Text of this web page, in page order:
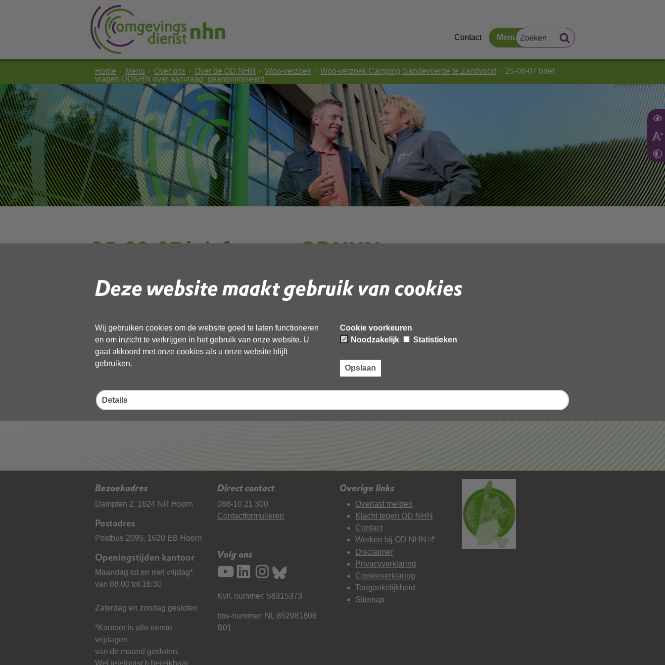
Deze website maakt gebruik van cookies
Wij gebruiken cookies om de website goed te laten functioneren
en om inzicht te verkrijgen in het gebruik van onze website. U
gaat akkoord met onze cookies als u onze website blijft
gebruiken.
Cookie voorkeuren
Noodzakelijk
Statistieken
Opslaan
Details
Contact Menu
Home Menu Over ons Over de OD NHN Woo-verzoek Woo-verzoek Camping Sandevoerde te Zandvoort
25-08-07 brief
vragen ODNHN over aanvraag_geanonimiseerd
25-08-07 brief vragen ODNHN over
aanvraag_geanonimiseerd
Download ‘25-08-07 brief vragen ODNHN over aanvraag_geanonimiseerd’,
21 april 2026, pdf, 1MB
Bezoekadres
Dampten 2, 1624 NR Hoorn
Postadres
Postbus 2095, 1620 EB Hoorn
Openingstijden kantoor
Maandag tot en met vrijdag*
van 08:00 tot 16:30
Zaterdag en zondag gesloten
*Kantoor is alle eerste
vrijdagen
van de maand gesloten.
Direct contact
088-10 21 300
Contactformulieren
Volg ons
KvK nummer: 58315373
btw-nummer: NL 852981806
B01
Overige links
Overlast melden
Klacht tegen OD NHN
Contact
Werken bij OD NHN
Disclaimer
Privacyverklaring
Cookieverklaring
Toegankelijkheid
Sitemap